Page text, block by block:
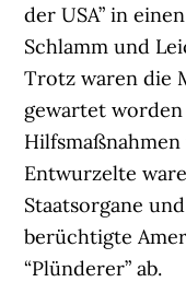
der USA” in
Schlamm und
Trotz waren die
gewartet
Entwurzelte
Staatsorgane
berüchtigte
“Plünderer” ab.